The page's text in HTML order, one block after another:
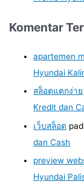
Komentar
apartemen
Hyundai
สล็อตแตกง่าย
Kredit dan
เว็บสล็อต
dan Cash
preview
Hyundai